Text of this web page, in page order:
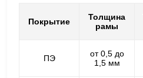
Покрытие
Толщина
рамы
ПЭ
от 0,5 до
1,5 мм